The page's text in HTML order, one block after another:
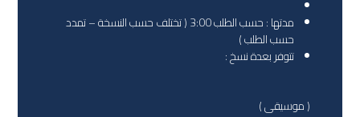
مدتها : حسب الطلب 3:00 ( تختلف حسب النسخة – تمدد
حسب الطلب )
تتوفر بعدة نسخ :
( موسيقى )